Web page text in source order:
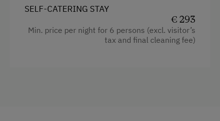
Breakfast Box
SELF-CATERING STAY
€ 293
Min. price per night for 6 persons (excl. visitor’s
tax and final cleaning fee)